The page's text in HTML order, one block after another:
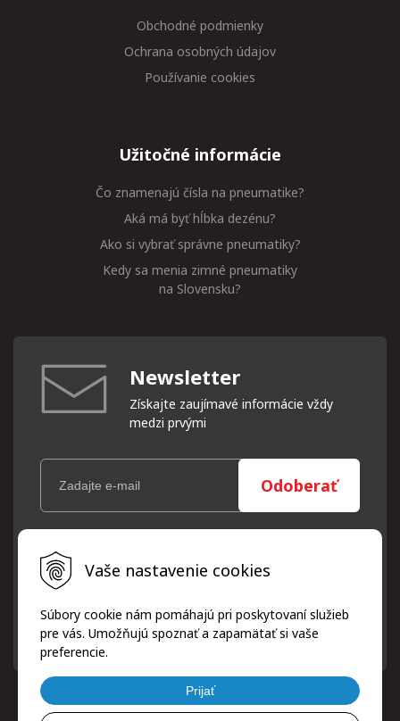
Vaše nastavenie cookies
Súbory cookie nám pomáhajú pri poskytovaní služieb
pre vás. Umožňujú spoznať a zapamätať si vaše
preferencie.
Prijať
Obchodné podmienky
Ochrana osobných údajov
Používanie cookies
Užitočné informácie
Čo znamenajú čísla na pneumatike?
Aká má byť hĺbka dezénu?
Ako si vybrať správne pneumatiky?
Kedy sa menia zimné pneumatiky
na Slovensku?
Newsletter
Získajte zaujímavé informácie vždy
medzi prvými
Odoberať
Vaše osobné údaje (email) budeme spracovávať len za týmto
účelom v súlade s platnou legislatívou a zásadami ochrany
osobných údajov. Súhlas potvrdíte kliknutím na odkaz, ktorý
písomne, emailom alebo kliknutím na odkaz z ktoréhokoľvek
informačného emailu.